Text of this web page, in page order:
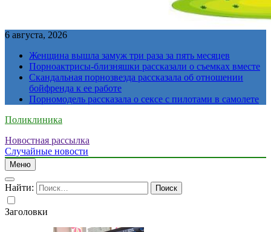
6 августа, 2026
Женщина вышла замуж три раза за пять месяцев
Порноактрисы-близняшки рассказали о съемках вместе
Скандальная порнозвезда рассказала об отношении
бойфренда к ее работе
Порномодель рассказала о сексе с пилотами в самолете
Поликлиника
Новостная рассылка
Случайные новости
Меню
Найти:
Заголовки